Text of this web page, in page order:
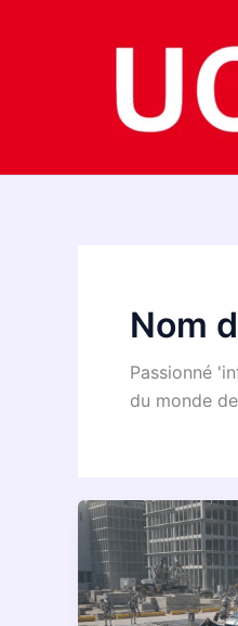
Nom
Passionné
du monde